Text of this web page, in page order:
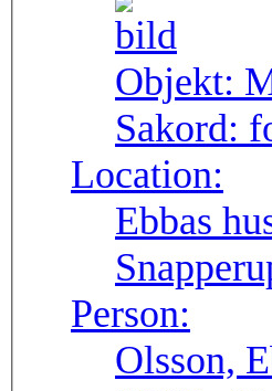
Objekt:
Sakord:
Location:
Ebbas
Person:
Olsson,